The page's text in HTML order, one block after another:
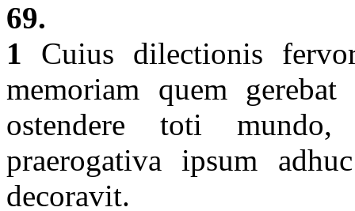
69.
1 Cuius dilectionis
memoriam quem
ostendere toti
praerogativa ipsum
decoravit.